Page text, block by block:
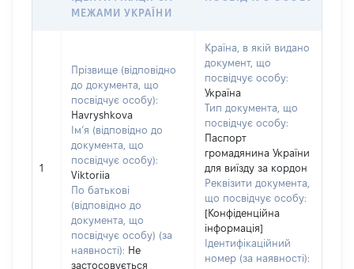
МЕЖАМИ УКРАЇНИ
1
Прізвище (відповідно
до документа, що
посвідчує особу):
Havryshkova
Ім’я (відповідно до
документа, що
посвідчує особу):
Viktoriia
По батькові
(відповідно до
документа, що
посвідчує особу) (за
наявності): Не
застосовується
Країна, в якій видано
документ, що
посвідчує особу:
Україна
Тип документа, що
посвідчує особу:
Паспорт
громадянина України
для виїзду за кордон
Реквізити документа,
що посвідчує особу:
[Конфіденційна
інформація]
Ідентифікаційний
номер (за наявності):